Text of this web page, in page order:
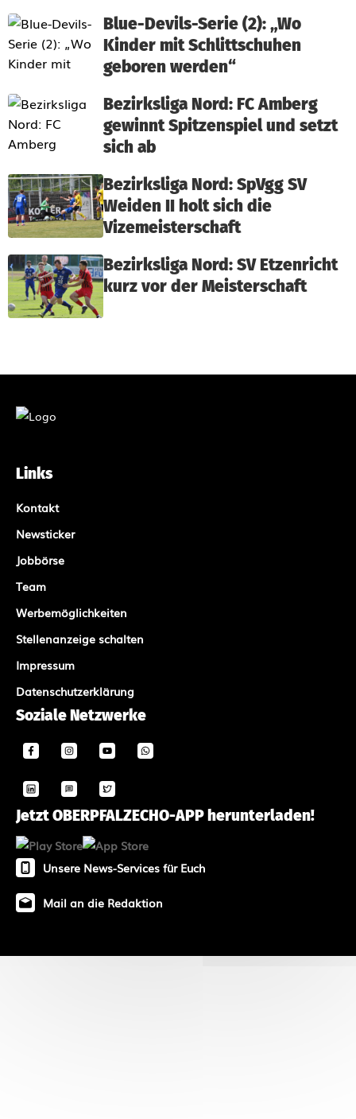
Blue-Devils-Serie (2): „Wo
Kinder mit Schlittschuhen
geboren werden“
Bezirksliga Nord: FC Amberg
gewinnt Spitzenspiel und setzt
sich ab
Bezirksliga Nord: SpVgg SV
Weiden II holt sich die
Vizemeisterschaft
Bezirksliga Nord: SV Etzenricht
kurz vor der Meisterschaft
Links
Kontakt
Newsticker
Jobbörse
Team
Werbemöglichkeiten
Stellenanzeige schalten
Impressum
Datenschutzerklärung
Soziale Netzwerke
Jetzt OBERPFALZECHO-APP herunterladen!
Unsere News-Services für Euch
Mail an die Redaktion